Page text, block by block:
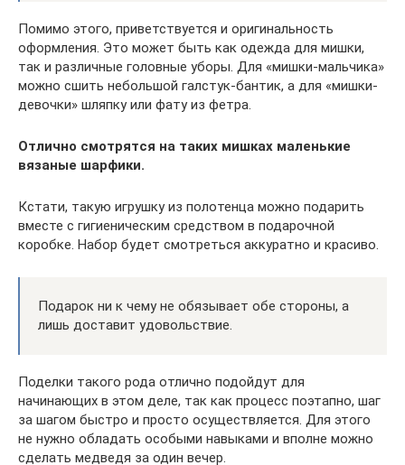
Помимо этого, приветствуется и оригинальность
оформления. Это может быть как одежда для мишки,
так и различные головные уборы. Для «мишки-мальчика»
можно сшить небольшой галстук-бантик, а для «мишки-
девочки» шляпку или фату из фетра.
Отлично смотрятся на таких мишках маленькие
вязаные шарфики.
Кстати, такую игрушку из полотенца можно подарить
вместе с гигиеническим средством в подарочной
коробке. Набор будет смотреться аккуратно и красиво.
Подарок ни к чему не обязывает обе стороны, а
лишь доставит удовольствие.
Поделки такого рода отлично подойдут для
начинающих в этом деле, так как процесс поэтапно, шаг
за шагом быстро и просто осуществляется. Для этого
не нужно обладать особыми навыками и вполне можно
сделать медведя за один вечер.